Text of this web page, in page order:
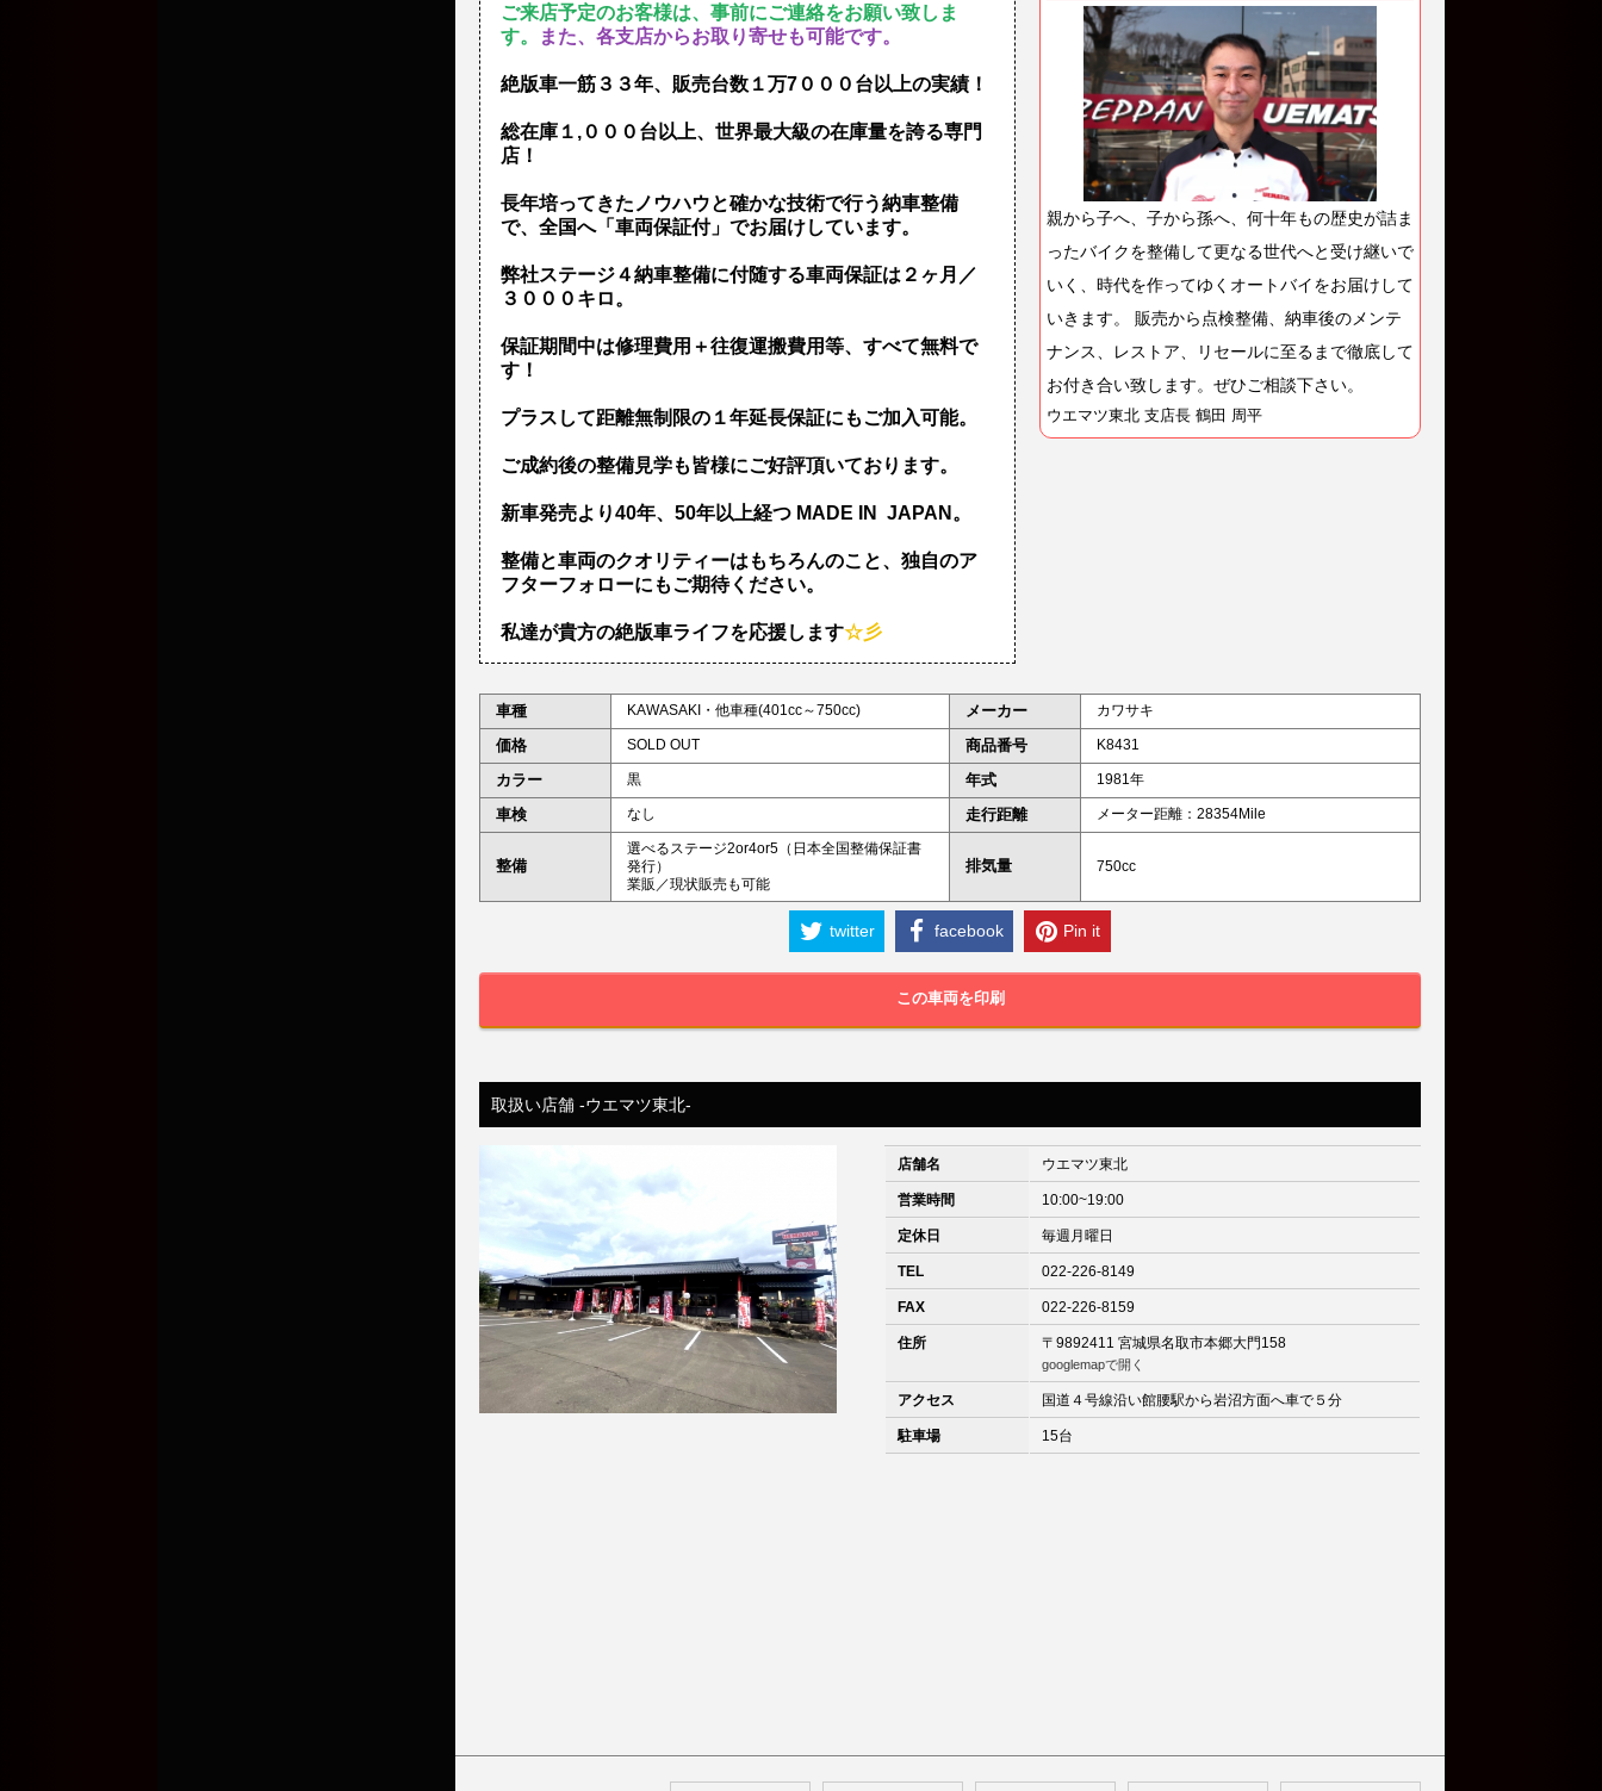
親から子へ、子から孫へ、何十年もの歴史が詰ま
ったバイクを整備して更なる世代へと受け継いで
いく、時代を作ってゆくオートバイをお届けして
いきます。 販売から点検整備、納車後のメンテ
ナンス、レストア、リセールに至るまで徹底して
お付き合い致します。ぜひご相談下さい。
ウエマツ東北 支店長 鶴田 周平
ご来店予定のお客様は、事前にご連絡をお願い致しま
す。
また、各支店からお取り寄せも可能です。
絶版車一筋３３年、販売台数１万7０００台以上の実績！
総在庫１,０００台以上、世界最大級の在庫量を誇る専門
店！
長年培ってきたノウハウと確かな技術で行う納車整備
で、全国へ「車両保証付」でお届けしています。
弊社ステージ４納車整備に付随する車両保証は２ヶ月／
３０００キロ。
保証期間中は修理費用＋往復運搬費用等、すべて無料で
す！
プラスして距離無制限の１年延長保証にもご加入可能。
ご成約後の整備見学も皆様にご好評頂いております。
新車発売より40年、50年以上経つ MADE IN JAPAN。
整備と車両のクオリティーはもちろんのこと、独自のア
フターフォローにもご期待ください。
私達が貴方の絶版車ライフを応援します☆彡
車種 KAWASAKI・他車種(401cc～750cc) メーカー カワサキ
価格 SOLD OUT 商品番号 K8431
カラー 黒 年式 1981年
車検 なし 走行距離 メーター距離：28354Mile
整備
選べるステージ2or4or5（日本全国整備保証書
発行）
業販／現状販売も可能
排気量 750cc
twitter facebook Pin it
この車両を印刷
取扱い店舗 -ウエマツ東北-
店舗名 ウエマツ東北
営業時間 10:00~19:00
定休日 毎週月曜日
TEL 022-226-8149
FAX 022-226-8159
住所 〒9892411 宮城県名取市本郷大門158
googlemapで開く
アクセス 国道４号線沿い館腰駅から岩沼方面へ車で５分
駐車場 15台